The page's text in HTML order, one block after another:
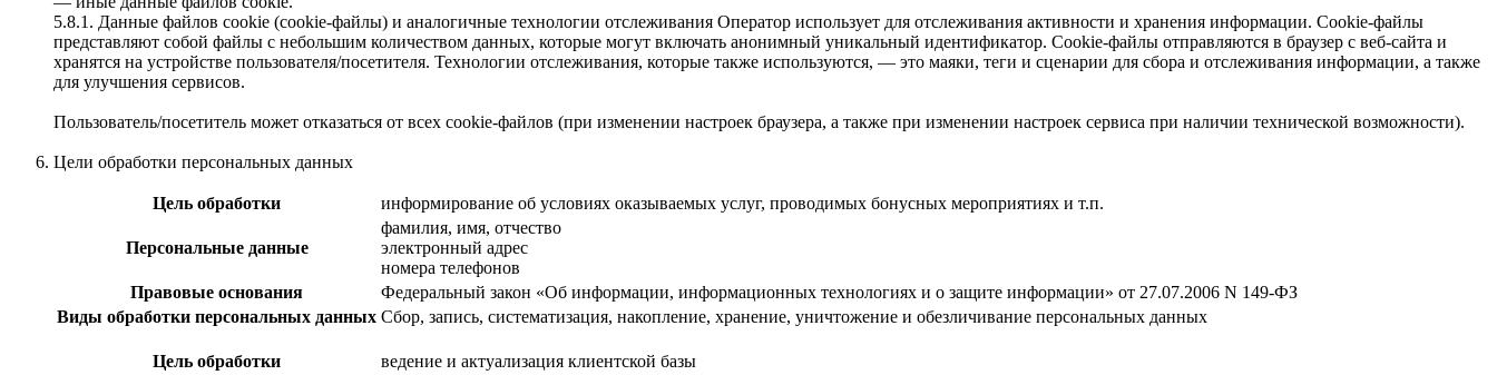
5.8.1. Данные файлов cookie (сookie-файлы) и аналогичные технологии отслеживания Оператор использует для отслеживания активности и хранения информации. Сookie-файлы
представляют собой файлы с небольшим количеством данных, которые могут включать анонимный уникальный идентификатор. Cookie-файлы отправляются в браузер с веб-сайта и
хранятся на устройстве пользователя/посетителя. Технологии отслеживания, которые также используются, — это маяки, теги и сценарии для сбора и отслеживания информации, а также
для улучшения сервисов.
Пользователь/посетитель может отказаться от всех cookie-файлов (при изменении настроек браузера, а также при изменении настроек сервиса при наличии технической возможности).
Цели обработки персональных данных
Цель обработки информирование об условиях оказываемых услуг, проводимых бонусных мероприятиях и т.п.
Персональные данные
фамилия, имя, отчество
электронный адрес
номера телефонов
Правовые основания
Федеральный закон «Об информации, информационных технологиях и о защите информации» от 27.07.2006 N 149-ФЗ
Виды обработки персональных данных Сбор, запись, систематизация, накопление, хранение, уничтожение и обезличивание персональных данных
Цель обработки ведение и актуализация клиентской базы